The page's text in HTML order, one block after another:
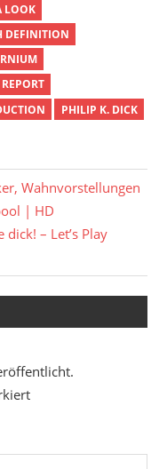
LOOK
DEFINITION
PHILIP K. DICK
Wahnvorstellungen
| HD
– Let’s Play